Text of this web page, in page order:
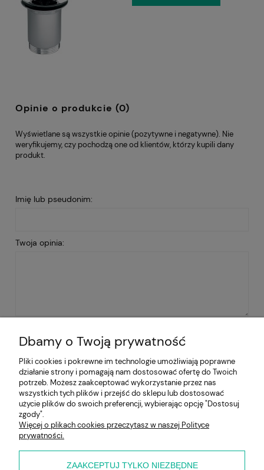
Opinie o produkcie (0)
Wyświetlane są wszystkie opinie (pozytywne i negatywne). Nie
weryfikujemy, czy pochodzą one od klientów, którzy kupili dany
produkt.
Imię lub pseudonim:
Twoja opinia:
Pomoc
Moje konto
Płatności i dostawa
Dbamy o Twoją prywatność
Pliki cookies i pokrewne im technologie umożliwiają poprawne
działanie strony i pomagają nam dostosować ofertę do Twoich
potrzeb. Możesz zaakceptować wykorzystanie przez nas
wszystkich tych plików i przejść do sklepu lub dostosować
użycie plików do swoich preferencji, wybierając opcję "Dostosuj
zgody".
Więcej o plikach cookies przeczytasz w naszej Polityce
prywatności.
ZAAKCEPTUJ TYLKO NIEZBĘDNE